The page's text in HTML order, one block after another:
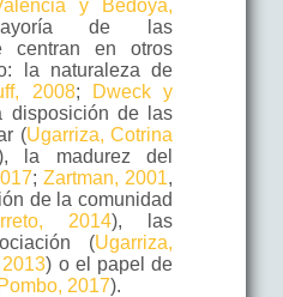
y Bedoya,
de las
centran en otros
la naturaleza de
2008;
Dweck y
disposición de las
(Ugarriza, Cotrina
la madurez del
;Zartman, 2001,
de la comunidad
2014), las
(Ugarriza,
) o el papel de
2017).